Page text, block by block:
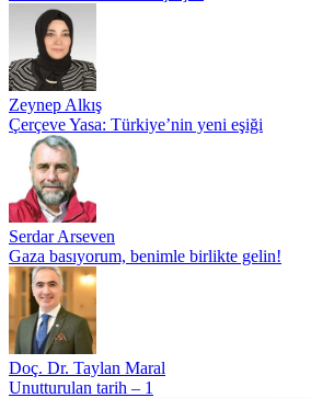
Zeynep Alkış
Çerçeve Yasa: Türkiye’nin yeni eşiği
Serdar Arseven
Gaza basıyorum, benimle birlikte gelin!
Doç. Dr. Taylan Maral
Unutturulan tarih – 1